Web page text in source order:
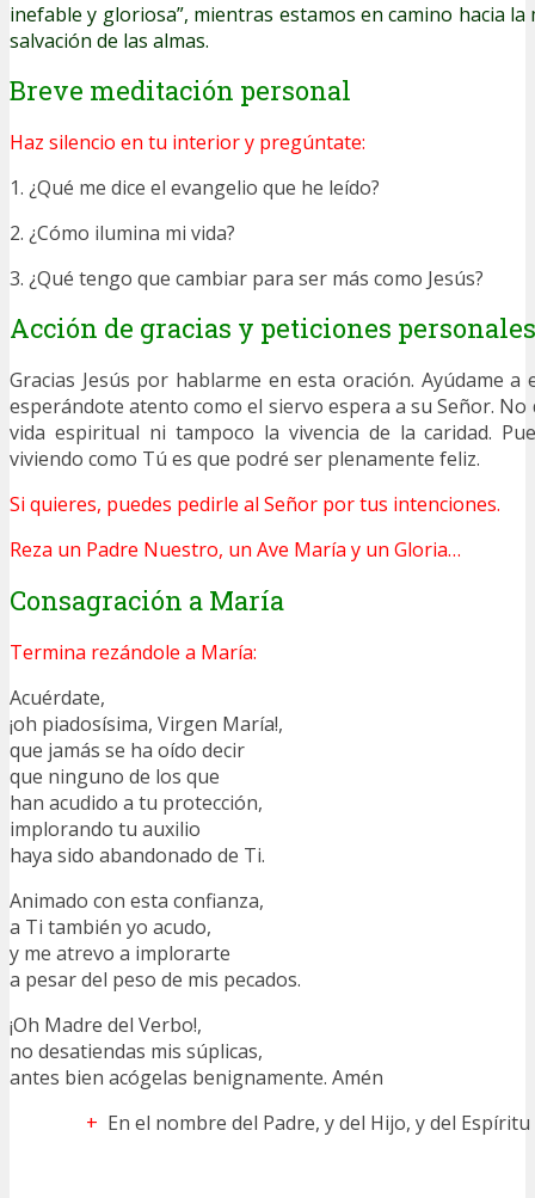
inefable y gloriosa”, mientras estamos en camino hacia
salvación de las almas.
Breve meditación personal
Haz silencio en tu interior y pregúntate:
1. ¿Qué me dice el evangelio que he leído?
2. ¿Cómo ilumina mi vida?
3. ¿Qué tengo que cambiar para ser más como Jesús?
Acción de gracias y peticiones personales
Gracias Jesús por hablarme en esta oración. Ayúdame a
esperándote atento como el siervo espera a su Señor. No
vida espiritual ni tampoco la vivencia de la caridad.
viviendo como Tú es que podré ser plenamente feliz.
Si quieres, puedes pedirle al Señor por tus intenciones.
Reza un Padre Nuestro, un Ave María y un Gloria…
Consagración a María
Termina rezándole a María:
Acuérdate,
¡oh piadosísima, Virgen María!,
que jamás se ha oído decir
que ninguno de los que
han acudido a tu protección,
implorando tu auxilio
haya sido abandonado de Ti.
Animado con esta confianza,
a Ti también yo acudo,
y me atrevo a implorarte
a pesar del peso de mis pecados.
¡Oh Madre del Verbo!,
no desatiendas mis súplicas,
antes bien acógelas benignamente. Amén
+ En el nombre del Padre, y del Hijo, y del Espíritu